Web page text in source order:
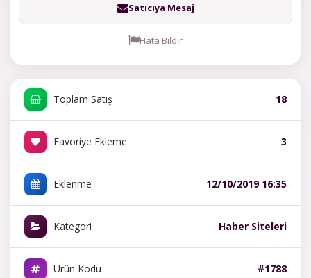
Satıcıya Mesaj
Hata Bildir
Toplam Satış 18
Favoriye Ekleme 3
Eklenme 12/10/2019 16:35
Kategori Haber Siteleri
Ürün Kodu #1788